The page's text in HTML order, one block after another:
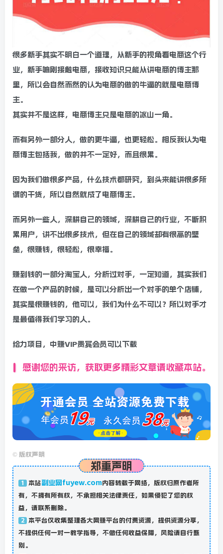
很多新手其实不明白一个道理，从新手的视角看电商这个行
业，新手嘛刚接触电商，接收知识只能从讲电商的博主那
里，所以会自然而然的认为电商的做的牛逼的就是电商博
主。
其实并不是这样，电商博主只是电商的冰山一角。
而有另外一部分人，做的更牛逼，也更轻松。相反我认为电
商博主包括我，做的并不一定好，而且很累。
因为我们做很多产品，什么技术都研究，到头来能讲很多所
谓的干货，所以自然就成了电商博主。
而另外一些人，深耕自己的领域，深耕自己的行业，不断积
累用户，讲不出很多技术，但在自己的领域却有很高的壁
垒，很赚钱，很轻松，很幸福。
赚到钱的一部分淘宝人，分析过对手，一定知道，其实我们
在做一个产品的时候，是可以分析出一个对手的单个店铺，
其实是很赚钱的，他可以，我们为什么不可以？所以对手才
是最值得我们学习的人。
给力项目，中赚VIP贵宾会员可以下载
感谢您的来访，获取更多精彩文章请收藏本站。
© 版权声明
郑重声明
1 本站副业网fuyew.com内容转载于网络，版权归原作者所
有，不拥有所有权，不承担相关法律责任，如果侵犯了您的权
益，请联系删除。
2
本平台仅收集整理各大网赚平台的付费资源，提供资源分享，
不提供任何一对一教学指导，不做任何收益保障，风险请自行甄
别。